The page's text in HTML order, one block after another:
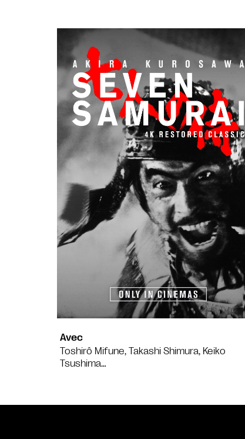
Avec
Toshirô Mifune, Takashi Shimura, Keiko
Tsushima…